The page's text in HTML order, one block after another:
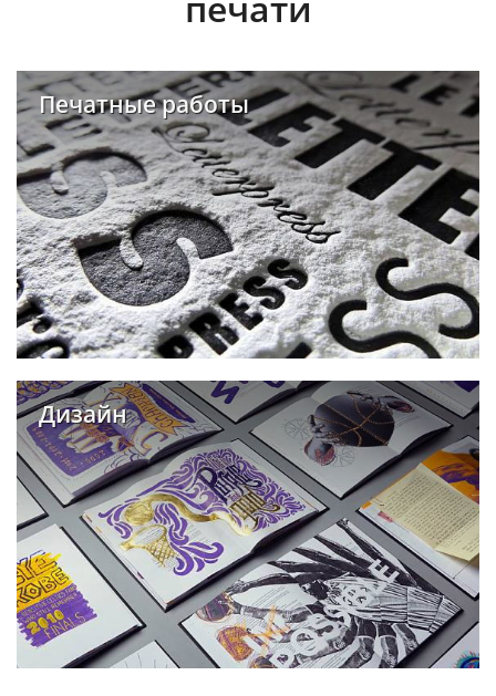
Печатные работы
Дизайн